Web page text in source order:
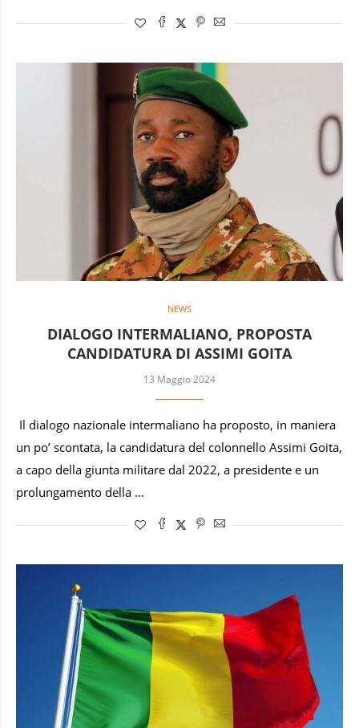
NEWS
DIALOGO INTERMALIANO, PROPOSTA
CANDIDATURA DI ASSIMI GOITA
13 Maggio 2024
Il dialogo nazionale intermaliano ha proposto, in maniera
un po’ scontata, la candidatura del colonnello Assimi Goita,
a capo della giunta militare dal 2022, a presidente e un
prolungamento della …